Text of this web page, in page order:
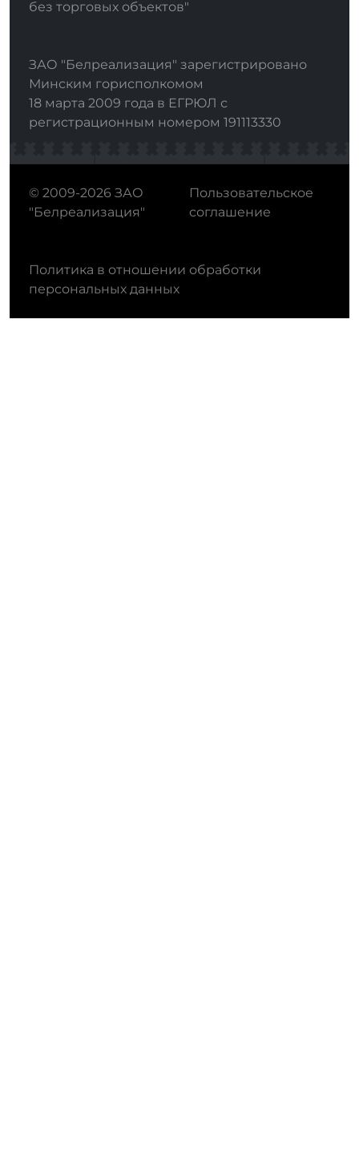
без торговых объектов"
ЗАО "Белреализация" зарегистрировано
Минским горисполкомом
18 марта 2009 года в ЕГРЮЛ с
регистрационным номером 191113330
© 2009-2026 ЗАО
"Белреализация"
Пользовательское
соглашение
Политика в отношении обработки
персональных данных